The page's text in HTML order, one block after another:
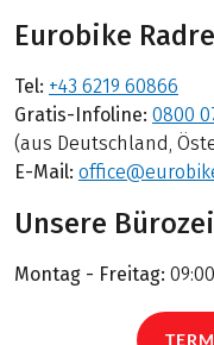
Eurobike
Tel: +43 6219 60866
Gratis-Infoline: 0800
(aus Deutschland,
E-Mail:
Unsere
Montag - Freitag: